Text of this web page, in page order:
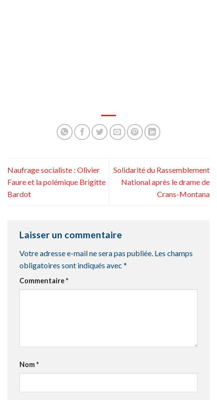
Naufrage socialiste : Olivier
Faure et la polémique Brigitte
Bardot
Solidarité du Rassemblement
National après le drame de
Crans-Montana
Laisser un commentaire
Votre adresse e-mail ne sera pas publiée. Les champs
obligatoires sont indiqués avec *
Commentaire*
Nom*